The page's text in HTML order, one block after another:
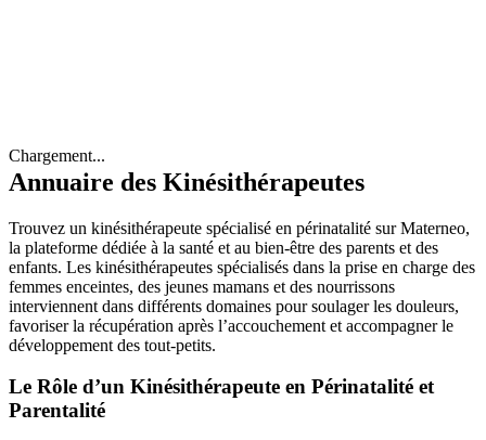
Chargement...
Annuaire des Kinésithérapeutes
Trouvez un kinésithérapeute spécialisé en périnatalité sur Materneo,
la plateforme dédiée à la santé et au bien-être des parents et des
enfants. Les kinésithérapeutes spécialisés dans la prise en charge des
femmes enceintes, des jeunes mamans et des nourrissons
interviennent dans différents domaines pour soulager les douleurs,
favoriser la récupération après l’accouchement et accompagner le
développement des tout-petits.
Le Rôle d’un Kinésithérapeute en Périnatalité et
Parentalité